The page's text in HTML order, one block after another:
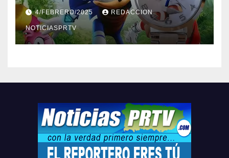
Barceloneta y Humacao,
Relojes gratis para el que
compre ahora….
4/FEBRERO/2025 REDACCION
NOTICIASPRTV